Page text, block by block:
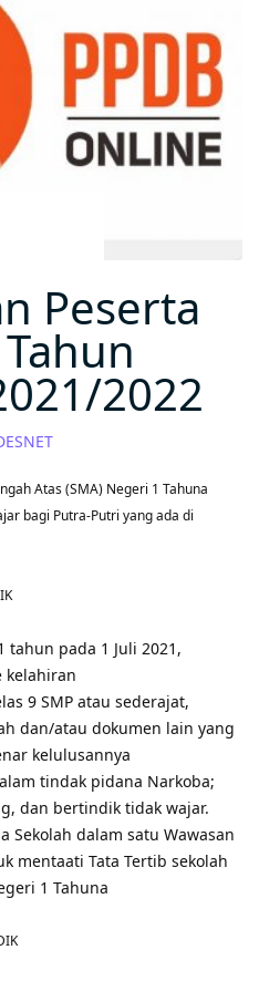
Peserta
2022
Atas (SMA) Negeri 1 Tahuna
bagi Putra-Putri yang ada di
pada 1 Juli 2021,
kelahiran
9 SMP atau sederajat,
dan/atau dokumen lain yang
kelulusannya
tindak pidana Narkoba;
dan bertindik tidak wajar.
Sekolah dalam satu Wawasan
mentaati Tata Tertib sekolah
1 Tahuna